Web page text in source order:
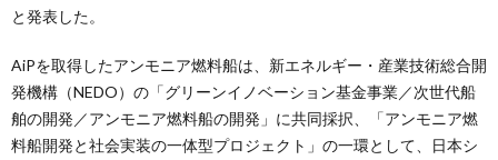
と発表した。
AiPを取得したアンモニア燃料船は、新エネルギー・産業技術総合開
発機構（NEDO）の「グリーンイノベーション基金事業／次世代船
舶の開発／アンモニア燃料船の開発」に共同採択、「アンモニア燃
料船開発と社会実装の一体型プロジェクト」の一環として、日本シ